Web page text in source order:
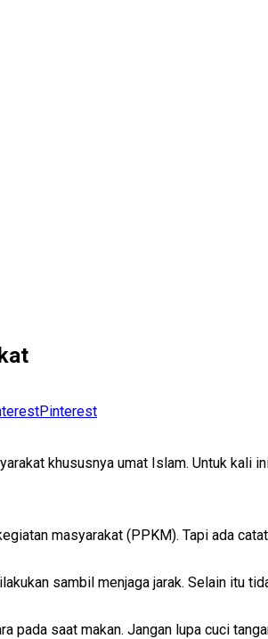
Pinterest
khususnya umat Islam. Untuk kali
masyarakat (PPKM). Tapi ada
sambil menjaga jarak. Selain itu
pada saat makan. Jangan lupa cuci